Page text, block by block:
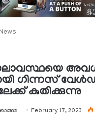
ഗിന്നസ്
കുതിക്കുന്നു
February 17, 2023